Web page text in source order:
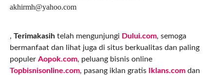
akhirmh@yahoo.com
, Terimakasihtelah mengunjungi Dului.com, semoga
bermanfaat dan lihat juga di situs berkualitas dan paling
populer Aopok.com, peluang bisnis online
Topbisnisonline.com, pasang iklan gratis Iklans.comdan